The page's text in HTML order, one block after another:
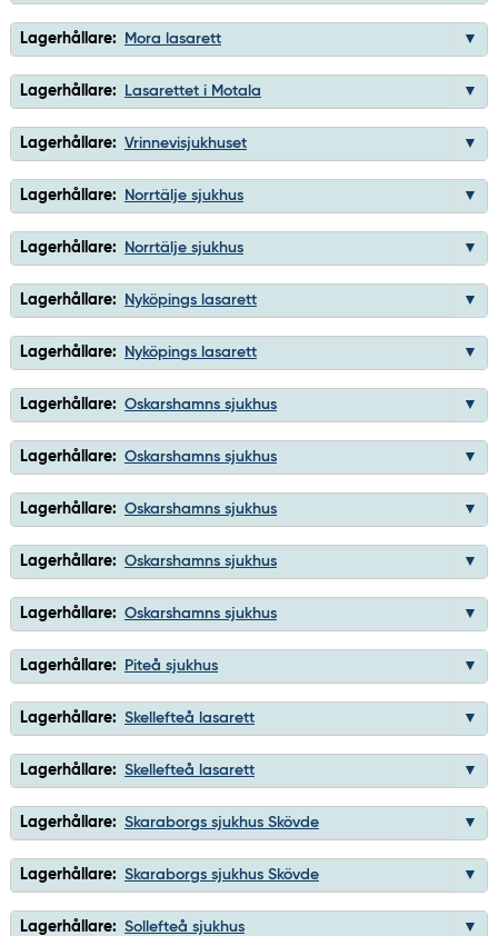
Lagerhållare: Mora lasarett
Lagerhållare: Lasarettet i Motala
Lagerhållare: Vrinnevisjukhuset
Lagerhållare: Norrtälje sjukhus
Lagerhållare: Norrtälje sjukhus
Lagerhållare: Nyköpings lasarett
Lagerhållare: Nyköpings lasarett
Lagerhållare: Oskarshamns sjukhus
Lagerhållare: Oskarshamns sjukhus
Lagerhållare: Oskarshamns sjukhus
Lagerhållare: Oskarshamns sjukhus
Lagerhållare: Oskarshamns sjukhus
Lagerhållare: Piteå sjukhus
Lagerhållare: Skellefteå lasarett
Lagerhållare: Skellefteå lasarett
Lagerhållare: Skaraborgs sjukhus Skövde
Lagerhållare: Skaraborgs sjukhus Skövde
Lagerhållare: Sollefteå sjukhus